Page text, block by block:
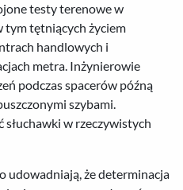
testy terenowe w
tym tętniących życiem
handlowych i
metra. Inżynierowie
podczas spacerów późną
szybami.
w rzeczywistych
udowadniają, że determinacja